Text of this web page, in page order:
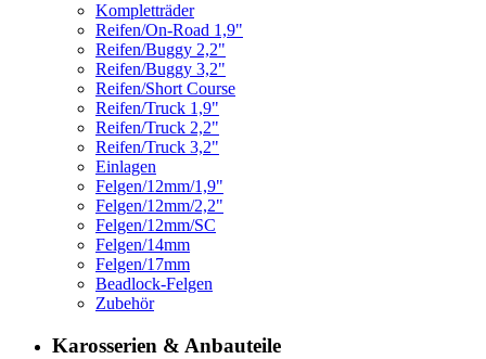
Kompletträder
Reifen/On-Road 1,9"
Reifen/Buggy 2,2"
Reifen/Buggy 3,2"
Reifen/Short Course
Reifen/Truck 1,9"
Reifen/Truck 2,2"
Reifen/Truck 3,2"
Einlagen
Felgen/12mm/1,9"
Felgen/12mm/2,2"
Felgen/12mm/SC
Felgen/14mm
Felgen/17mm
Beadlock-Felgen
Zubehör
Karosserien & Anbauteile